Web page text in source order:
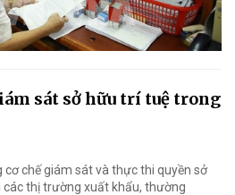
sát sở hữu trí tuệ trong
cơ chế giám sát và thực thi quyền sở
thị trường xuất khẩu, thường